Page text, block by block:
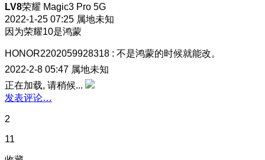
LV8荣耀 Magic3 Pro 5G
2022-1-25 07:25 属地未知
因为荣耀10是鸿蒙
HONOR2202059928318 : 不是鸿蒙的时候就能改。
2022-2-8 05:47 属地未知
正在加载, 请稍候...
发表评论…
2
11